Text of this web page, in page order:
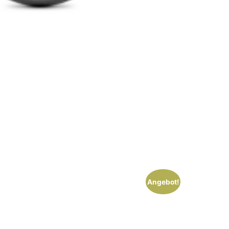
Angebot!